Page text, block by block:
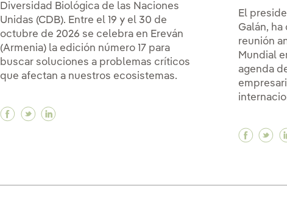
Diversidad Biológica de las Naciones
Unidas (CDB). Entre el 19 y el 30 de
octubre de 2026 se celebra en Ereván
(Armenia) la edición número 17 para
buscar soluciones a problemas críticos
que afectan a nuestros ecosistemas.
Facebook COP17: un encuentro para defender la
Twitter COP17: un encuentro para defender la
El
Galán,
reunión
Mundial
agenda